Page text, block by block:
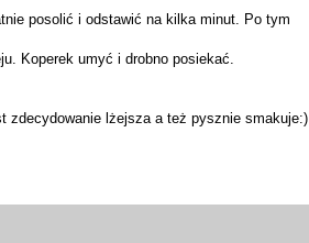
posolić i odstawić na kilka minut. Po tym
Koperek umyć i drobno posiekać.
zdecydowanie lżejsza a też pysznie smakuje:)